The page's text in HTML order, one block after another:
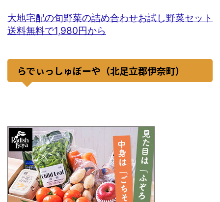
大地宅配の旬野菜の詰め合わせお試し野菜セット
送料無料で1,980円から
らでぃっしゅぼーや（北足立郡伊奈町）